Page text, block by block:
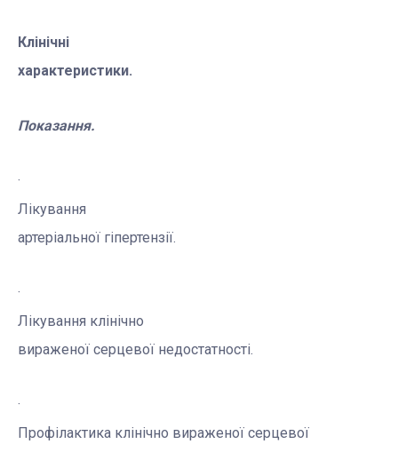
Клінічні
характеристики.
Показання.
·
Лікування
артеріальної гіпертензії.
·
Лікування клінічно
вираженої серцевої недостатності.
·
Профілактика клінічно вираженої серцевої